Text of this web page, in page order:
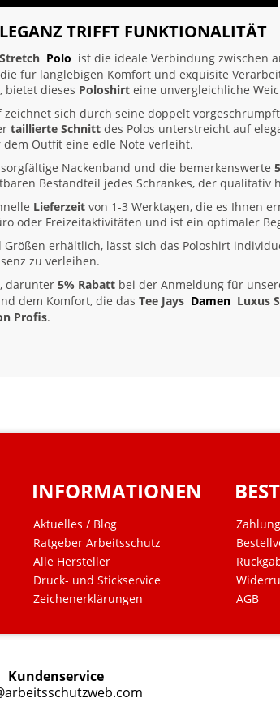
TRIFFT FUNKTIONALITÄT
Polo ist die ideale Verbindung zwischen
für langlebigen Komfort und exquisite
, bietet dieses Poloshirt eine unvergleichliche
zeichnet sich durch seine doppelt
taillierte Schnitt des Polos unterstreicht auf
Outfit eine edle Note verleiht.
Nackenband und die bemerkenswerte
Bestandteil jedes Schrankes, der qualitativ
Lieferzeit von 1-3 Werktagen, die es Ihnen
oder Freizeitaktivitäten und ist ein optimaler
erhältlich, lässt sich das Poloshirt
zu verleihen.
darunter 5% Rabatt bei der Anmeldung für
dem Komfort, die das Tee Jays Damen Luxus
Profis.
INFORMATIONEN
Aktuelles / Blog
Ratgeber Arbeitsschutz
Alle Hersteller
Druck- und Stickservice
Zeichenerklärungen
AGB
Kundenservice